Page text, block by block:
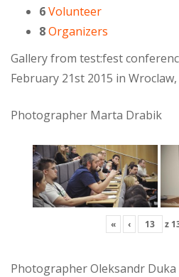
6Volunteer
8Organizers
Gallery from test:fest
February 21st 2015 in
Photographer Marta Drabik
« ‹ z
Photographer Oleksandr Duka